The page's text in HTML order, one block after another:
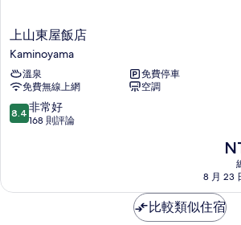
上
山
東
屋
飯
店
Kaminoyama
上山東屋飯店
Kaminoyama
溫泉
免費停車
免費無線上網
空調
8.4
分，
非
8.4 非常好
168 則評論
現
價
為
8 月 23
比較類似住宿